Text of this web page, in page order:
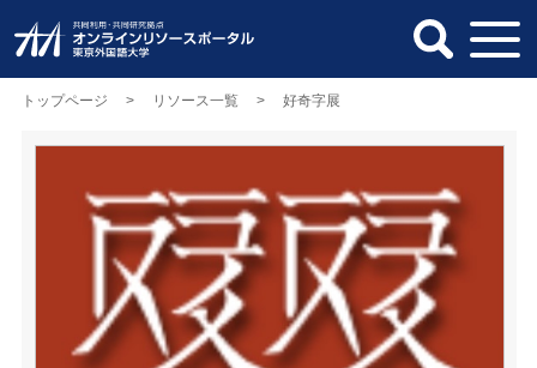
トップページ > リソース一覧> 好奇字展